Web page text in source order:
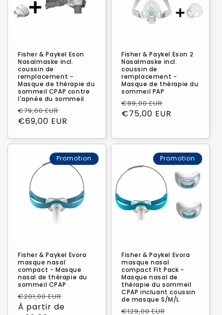
Fisher & Paykel Eson
Nasalmaske incl.
coussin de
remplacement -
Masque de thérapie du
sommeil CPAP contre
l'apnée du sommeil
Prix
habituel
€79,00 EUR
promotionnel
€69,00 EUR
Fisher & Paykel Eson 2
Nasalmaske incl.
coussin de
remplacement -
Masque de thérapie du
sommeil PAP
Prix
habituel
€89,00 EUR
€75,00 EUR
Promotion
Fisher & Paykel Evora
masque nasal
compact - Masque
nasal de thérapie du
sommeil CPAP
Prix
habituel
€201,00 EUR
promotionnel
À partir de
Promotion
Fisher & Paykel Evora
masque nasal
compact Fit Pack -
Masque nasal de
thérapie du sommeil
CPAP incluant coussin
de masque S/M/L
Prix
€129,00 EUR